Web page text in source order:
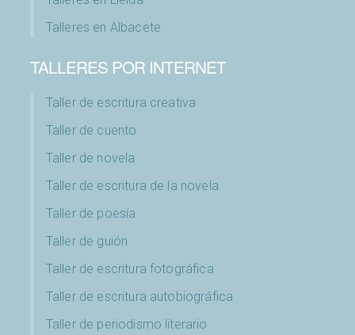
Talleres en Albacete
TALLERES POR INTERNET
Taller de escritura creativa
Taller de cuento
Taller de novela
Taller de escritura de la novela
Taller de poesía
Taller de guión
Taller de escritura fotográfica
Taller de escritura autobiográfica
Taller de periodismo literario